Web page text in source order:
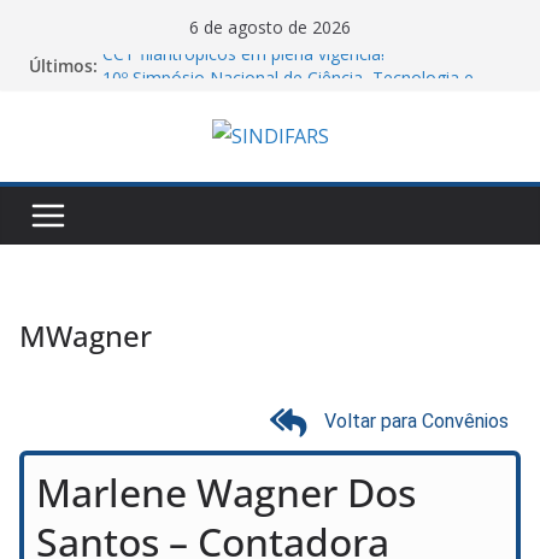
6 de agosto de 2026
Últimos: CCT filantrópicos em plena vigência!
10º Simpósio Nacional de Ciência, Tecnologia e
Cartilha do MTE sobre atos antissindicais!
MWagner
Voltar para Convênios
Marlene Wagner Dos
Santos – Contadora